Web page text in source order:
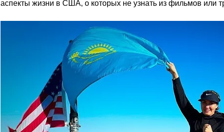
аспекты жизни в США, о которых не узнать из фильмов или